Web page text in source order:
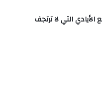
الأيادي التي لا ترتجف